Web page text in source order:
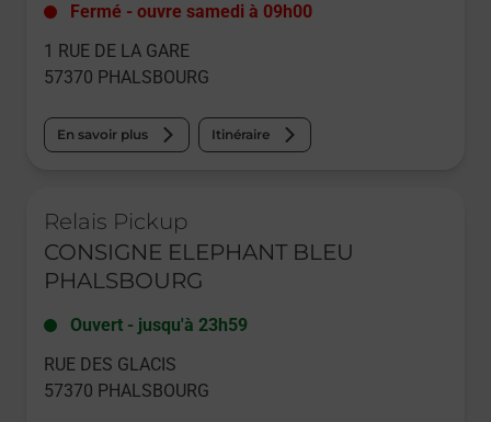
Fermé - ouvre samedi à 09h00
1 RUE DE LA GARE
57370 PHALSBOURG
En savoir plus Itinéraire
Relais Pickup
CONSIGNE ELEPHANT BLEU
PHALSBOURG
Ouvert - jusqu'à 23h59
RUE DES GLACIS
57370 PHALSBOURG